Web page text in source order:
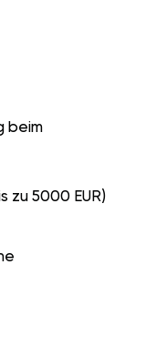
beim
zu 5000 EUR)